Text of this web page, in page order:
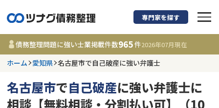
債務整理に強い弁
愛知県
事務所 965
件
更新日 :2026年07月31日
専門家を探す
債務整理問題に強い士業掲載件数965件2026年07月現在
ホーム 愛知県 名古屋市で自己破産に強い弁護士
名古屋市で自己破産に強い弁護士に
相談【無料相談・分割払い可】（10